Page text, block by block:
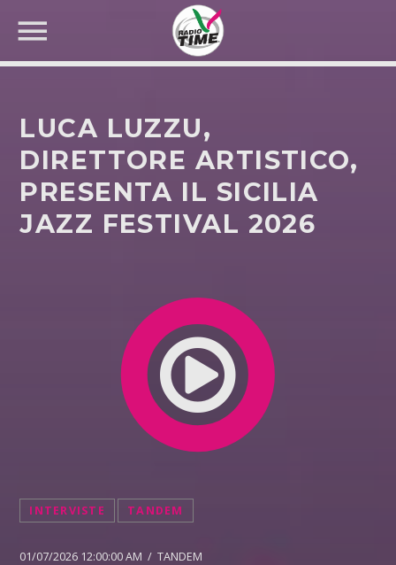
CERCA NEL SITO WEB:
LUCA LUZZU,
DIRETTORE ARTISTICO,
PRESENTA IL SICILIA
JAZZ FESTIVAL 2026
INTERVISTE TANDEM
01/07/2026 12:00:00 AM / TANDEM